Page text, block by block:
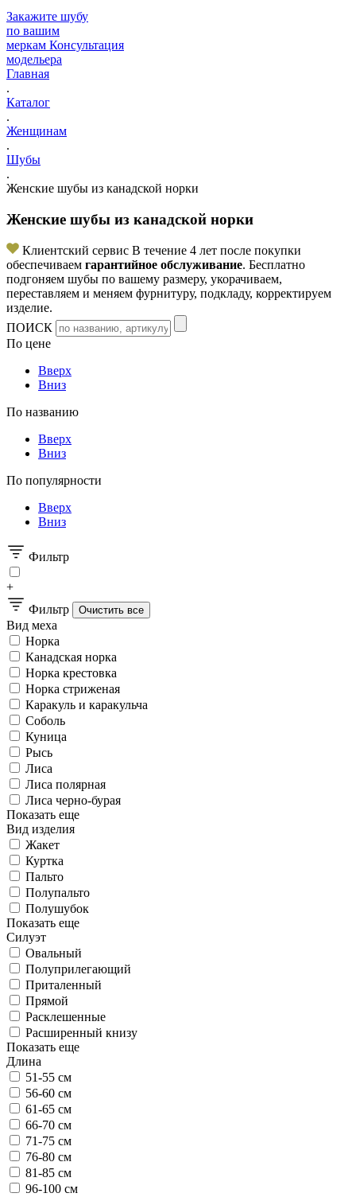
Закажите шубу
по вашим
меркам Консультация
модельера
Главная
.
Каталог
.
Женщинам
.
Шубы
.
Женские шубы из канадской норки
Женские шубы из канадской норки
Клиентский сервис В течение 4 лет после покупки
обеспечиваем гарантийное обслуживание. Бесплатно
подгоняем шубы по вашему размеру, укорачиваем,
переставляем и меняем фурнитуру, подкладу, корректируем
изделие.
ПОИСК
По цене
Вверх
Вниз
По названию
Вверх
Вниз
По популярности
Вверх
Вниз
Фильтр
+
Фильтр
Вид меха
Норка
Канадская норка
Норка крестовка
Норка стриженая
Каракуль и каракульча
Соболь
Куница
Рысь
Лиса
Лиса полярная
Лиса черно-бурая
Показать еще
Вид изделия
Жакет
Куртка
Пальто
Полупальто
Полушубок
Показать еще
Силуэт
Овальный
Полуприлегающий
Приталенный
Прямой
Расклешенные
Расширенный книзу
Показать еще
Длина
51-55 см
56-60 см
61-65 см
66-70 см
71-75 см
76-80 см
81-85 см
96-100 см